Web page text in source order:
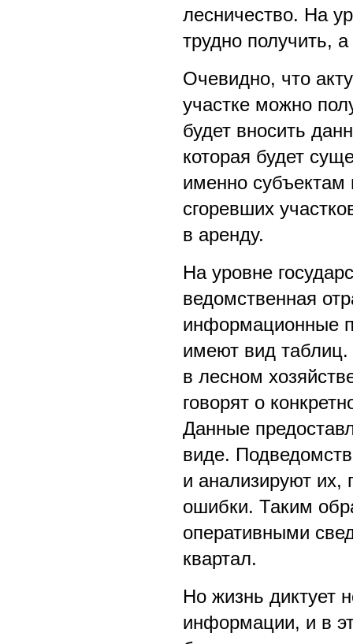
лесничество. На
трудно получить,
Очевидно, что
участке можно
будет вносить
которая будет
именно субъектам
сгоревших
в аренду.
На уровне
ведомственная
информационные
имеют вид
в лесном
говорят о
Данные
виде.
и анализируют их,
ошибки. Таким
оперативными
квартал.
Но жизнь диктует
информации, и в